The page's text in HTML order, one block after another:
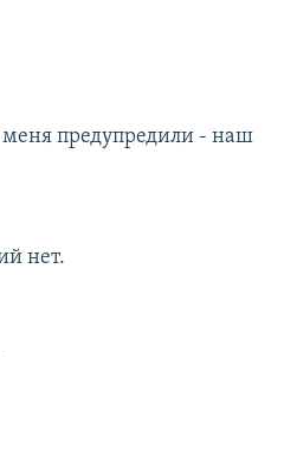
меня предупредили - наш
нет.